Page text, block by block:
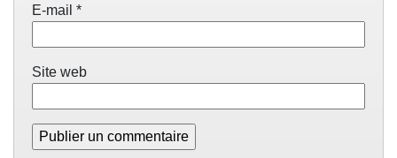
E-mail *
Site web